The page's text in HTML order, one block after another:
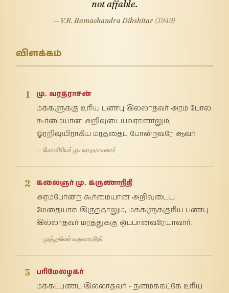
not affable.
— V.R. Ramachandra Dikshitar (1949)
விளக்கம்
1
மு. வரதராசன்
மக்களுக்கு உரிய பண்பு இல்லாதவர் அரம் போல்
கூர்மையான அறிவுடையவரானாலும்,
ஓரறிவுயிராகிய மரத்தைப் போன்றவரே ஆவர்.
— பேராசிரியர் மு. வரதராசனார்
2
கலைஞர் மு. கருணாநிதி
அரம்போன்ற கூர்மையான அறிவுடைய
மேதையாக இருந்தாலும், மக்களுக்குரிய பண்பு
இல்லாதவர் மரத்துக்கு ஒப்பானவரேயாவார்.
— முத்துவேல் கருணாநிதி
3
பரிமேலழகர்
மக்கட்பண்பு இல்லாதவர் - நன்மக்கட்கே உரிய